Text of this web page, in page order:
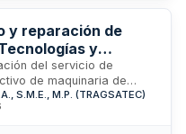
la eficiencia
y reparación de
y
del servicio de
de maquinaria de
y Servicios Agrarios S.A.
revisiones
S.M.E., M.P. (TRAGSATEC)